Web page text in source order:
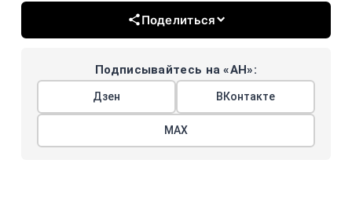
Поделиться
Подписывайтесь на «АН»:
Дзен ВКонтакте
МАХ